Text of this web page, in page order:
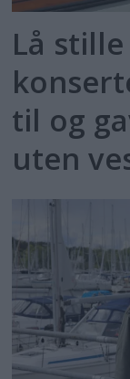
Lå
til og
uten